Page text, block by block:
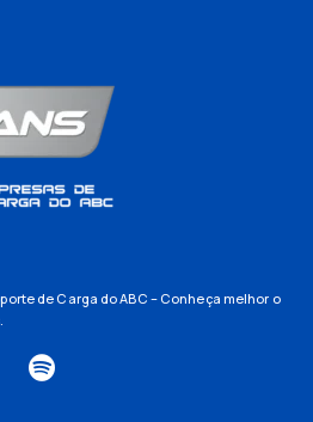
de Carga do ABC – Conheça melhor o